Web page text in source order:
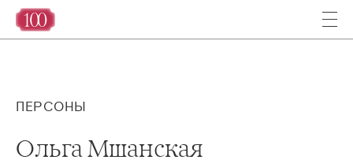
ПЕРСОНЫ
Ольга Мшанская